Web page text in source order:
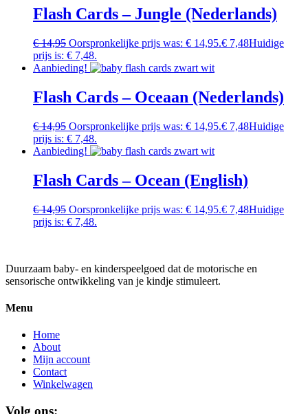
Flash Cards – Jungle (Nederlands)
€14,95 Oorspronkelijke prijs was: € 14,95.€ 7,48Huidige
prijs is: € 7,48.
Aanbieding!
Flash Cards – Oceaan (Nederlands)
€14,95 Oorspronkelijke prijs was: € 14,95.€ 7,48Huidige
prijs is: € 7,48.
Aanbieding!
Flash Cards – Ocean (English)
€14,95 Oorspronkelijke prijs was: € 14,95.€ 7,48Huidige
prijs is: € 7,48.
Duurzaam baby- en kinderspeelgoed dat de motorische en
sensorische ontwikkeling van je kindje stimuleert.
Menu
Home
About
Mijn account
Contact
Winkelwagen
Volg ons: